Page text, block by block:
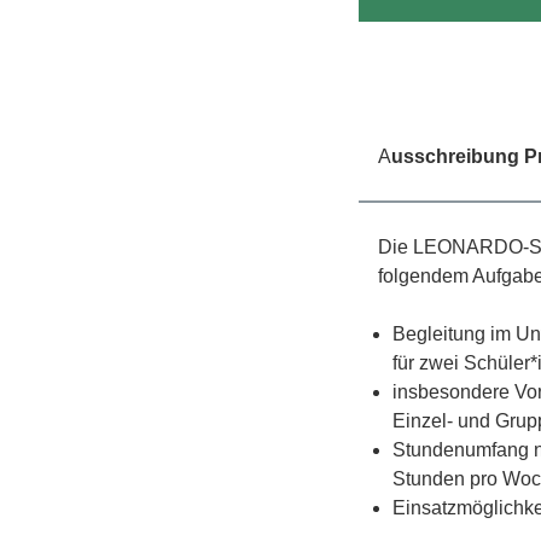
Ausschreibung
Die LEONARDO-
folgendem
Begleitung im
für zwei
insbesondere
Einzel- und
Stundenumfang
Stunden pro